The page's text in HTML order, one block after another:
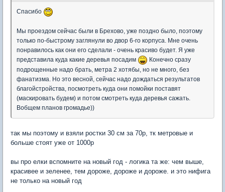
Спасибо
Мы проездом сейчас были в Брехово, уже поздно было, поэтому
только по-быстрому заглянули во двор 6-го корпуса. Мне очень
понравилось как они его сделали - очень красиво будет. Я уже
представила куда какие деревья посадим
Конечно сразу
подрощенные надо брать, метра 2 хотябы, но не много, без
фанатизма. Но это весной, сейчас надо дождаться результатов
благойстройства, посмотреть куда они помойки поставят
(маскировать будем) и потом смотреть куда деревья сажать.
Вобщем планов громадье))
так мы поэтому и взяли ростки 30 см за 70р, тк метровые и
больше стоят уже от 1000р
вы про елки вспомните на новый год - логика та же: чем выше,
красивее и зеленее, тем дороже, дороже и дороже. и это нифига
не только на новый год